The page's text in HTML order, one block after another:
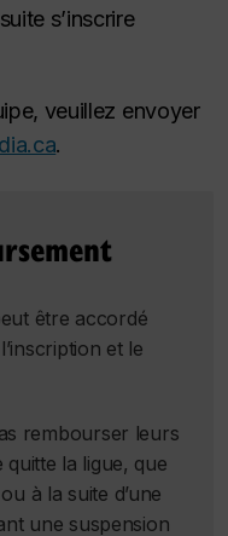
s’inscrire
veuillez envoyer
.
être accordé
et le
rembourser leurs
quitte la ligue, que
à la suite d’une
une suspension